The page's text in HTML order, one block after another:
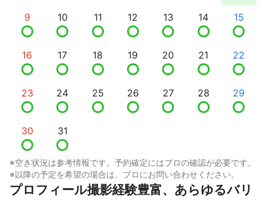
9 10 11 12 13 14 15
16 17 18 19 20 21 22
23 24 25 26 27 28 29
30 31
※空き状況は参考情報です。予約確定にはプロの確認が必要です。
※以降の予定を希望の場合は、プロにお問い合わせください。
プロフィール撮影経験豊富、あらゆるバリ